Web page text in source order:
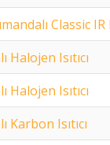
Classic IR
Isıtıcı
Isıtıcı
Isıtıcı